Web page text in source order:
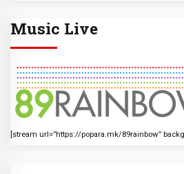
Music Live
[stream url=”https://popara.mk/89rainbow”